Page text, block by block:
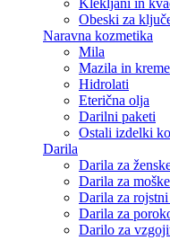
Klekljani in
Obeski za
Naravna kozmetika
Mila
Mazila in kreme
Hidrolati
Eterična olja
Darilni paketi
Ostali izdelki
Darila
Darila za
Darila za moške
Darila za rojstni
Darila za
Darilo za